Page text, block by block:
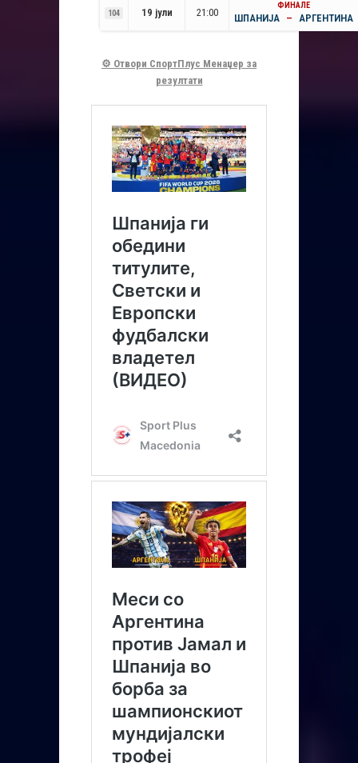
104 19 јули 21:00
ФИНАЛЕ
ШПАНИЈА – АРГЕНТИНА
⚙️ Отвори СпортПлус Менаџер за
резултати